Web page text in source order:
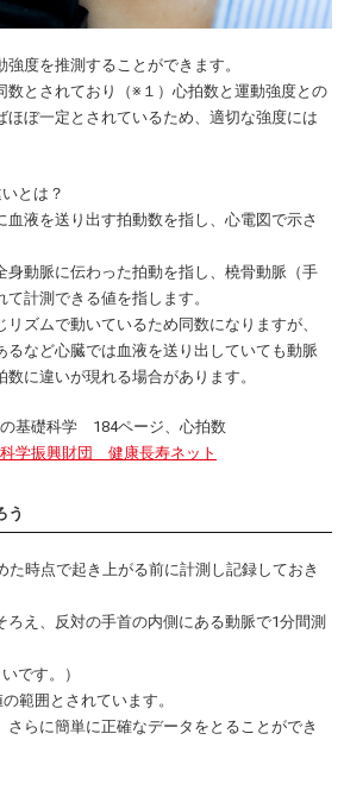
度を推測することができます。
数とされており（※１）心拍数と運動強度との
ほぼ一定とされているため、適切な強度には
とは？
血液を送り出す拍動数を指し、心電図で示さ
身動脈に伝わった拍動を指し、橈骨動脈（手
計測できる値を指します。
ズムで動いているため同数になりますが、
るなど心臓では血液を送り出していても動脈
に違いが現れる場合があります。
基礎科学 184ページ、心拍数
学振興財団 健康長寿ネット
う
た時点で起き上がる前に計測し記録しておき
ろえ、反対の手首の内側にある動脈で1分間測
です。）
範囲とされています。
さらに簡単に正確なデータをとることができ